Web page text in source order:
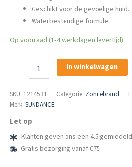
Geschikt voor de gevoelige huid.
Waterbestendige formule.
Op voorraad (1-4 werkdagen levertijd)
SUNDANCE
Zonnebalsem
SPF
30
aantal
In winkelwagen
SKU: 1214531 Categorie: Zonnebrand
Merk: SUNDANCE
Let op
Klanten geven ons een 4.5 gemiddeld
Gratis bezorging vanaf €75